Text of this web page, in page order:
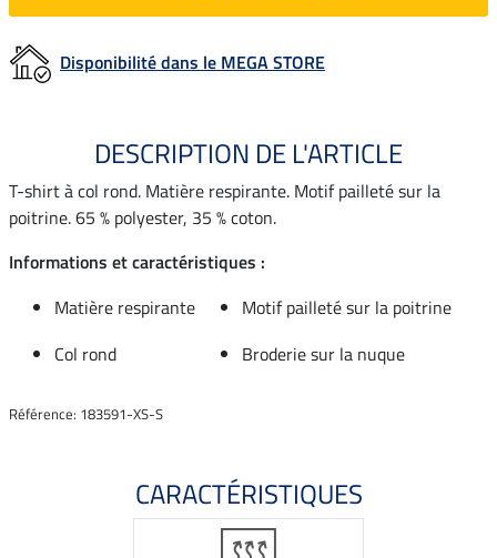
Disponibilité dans le MEGA STORE
DESCRIPTION DE L'ARTICLE
T-shirt à col rond. Matière respirante. Motif pailleté sur la
poitrine. 65 % polyester, 35 % coton.
Informations et caractéristiques :
Matière respirante
Motif pailleté sur la poitrine
Col rond
Broderie sur la nuque
Référence: 183591-XS-S
CARACTÉRISTIQUES